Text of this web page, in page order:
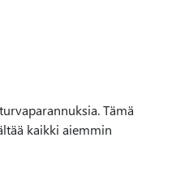
Tämä
kaikki aiemmin